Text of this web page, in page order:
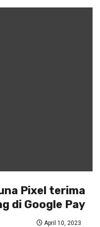
Pixel terima
di Google Pay
April 10, 2023